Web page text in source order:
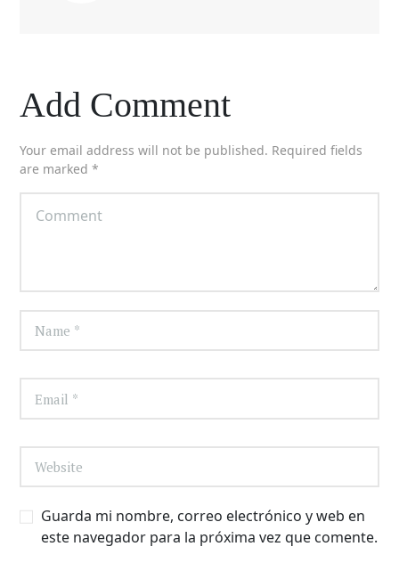
Add Comment
Your email address will not be published. Required fields
are marked *
Guarda mi nombre, correo electrónico y web en
este navegador para la próxima vez que comente.